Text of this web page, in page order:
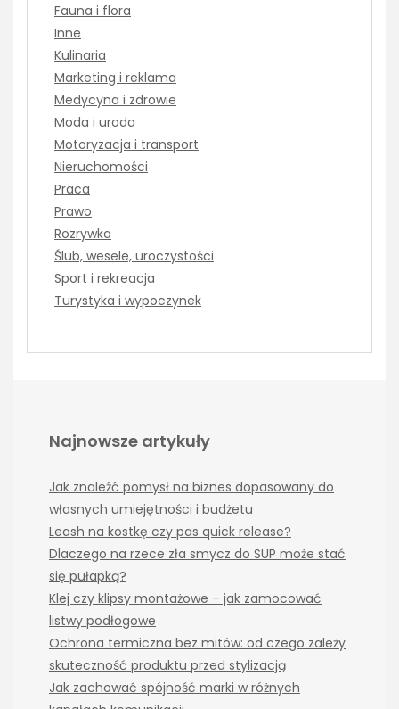
Fauna i flora
Inne
Kulinaria
Marketing i reklama
Medycyna i zdrowie
Moda i uroda
Motoryzacja i transport
Nieruchomości
Praca
Prawo
Rozrywka
Ślub, wesele, uroczystości
Sport i rekreacja
Turystyka i wypoczynek
Najnowsze artykuły
Jak znaleźć pomysł na biznes dopasowany do
własnych umiejętności i budżetu
Leash na kostkę czy pas quick release?
Dlaczego na rzece zła smycz do SUP może stać
się pułapką?
Klej czy klipsy montażowe – jak zamocować
listwy podłogowe
Ochrona termiczna bez mitów: od czego zależy
skuteczność produktu przed stylizacją
Jak zachować spójność marki w różnych